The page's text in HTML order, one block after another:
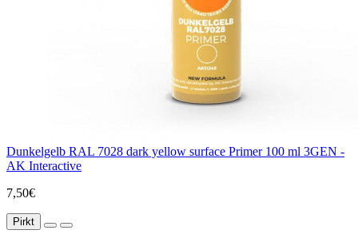
Dunkelgelb RAL 7028 dark yellow surface Primer 100 ml 3GEN -
AK Interactive
7,50€
Pirkt